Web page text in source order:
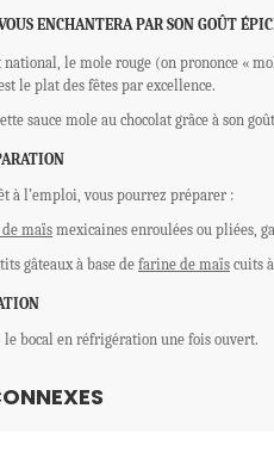
ENCHANTERA PAR SON GOÛT
le mole rouge (on prononce «
le plat des fêtes par excellence.
sauce mole au chocolat grâce à son
à l’emploi, vous pourrez préparer :
maïs mexicaines enroulées ou pliées,
gâteaux à base de farine de maïs cuits
le bocal en réfrigération une fois ouvert.